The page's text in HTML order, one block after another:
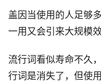
盖因当使用的人足够
一用又会引来大规模
流行词看似寿命不久
行词是消失了，但使